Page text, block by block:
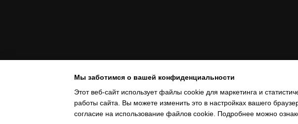
Мы заботимся о вашей конфиденциальности
Этот веб-сайт использует файлы cookie для маркетинга и
работы сайта. Вы можете изменить это в настройках вашего
согласие на использование файлов cookie. Подробнее можно